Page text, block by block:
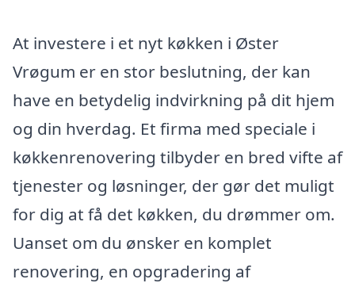
At investere i et nyt køkken i Øster
Vrøgum er en stor beslutning, der kan
have en betydelig indvirkning på dit hjem
og din hverdag. Et firma med speciale i
køkkenrenovering tilbyder en bred vifte af
tjenester og løsninger, der gør det muligt
for dig at få det køkken, du drømmer om.
Uanset om du ønsker en komplet
renovering, en opgradering af